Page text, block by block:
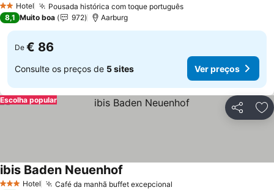
2 Estrelas
Hotel Pousada histórica com toque português
8,1 Muito boa 972 Aarburg
De € 86
Consulte os preços de 5 sites Ver preços
Partilhar
Escolha popular
3 EstrelasHotel Café da manhã buffet excepcional
ibis Baden Neuenhof